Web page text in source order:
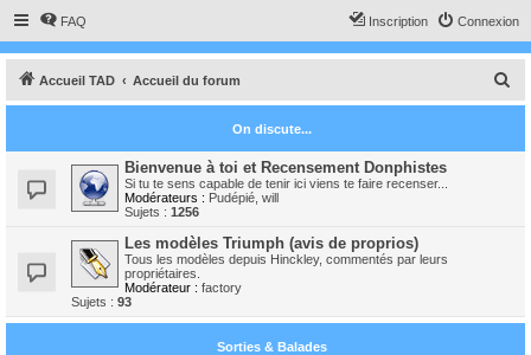
FAQ Connexion
Inscription
Accueil TAD Accueil du forum
e
On discute...
Bienvenue à toi et Recensement Donphistes
Si tu te sens capable de tenir ici viens te faire recenser...
Modérateurs : Pudépié will
Sujets : 1256
Les modèles Triumph (avis de proprios)
Tous les modèles depuis Hinckley, commentés par leurs
propriétaires.
Modérateur : factory
Sujets : 93
Sorties & Balades